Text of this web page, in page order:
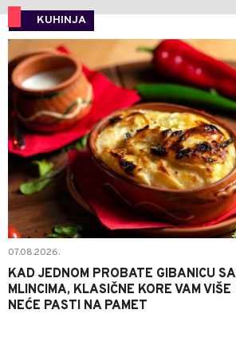
KUHINJA
07.08.2026.
KAD JEDNOM PROBATE GIBANICU SA
MLINCIMA, KLASIČNE KORE VAM VIŠE
NEĆE PASTI NA PAMET